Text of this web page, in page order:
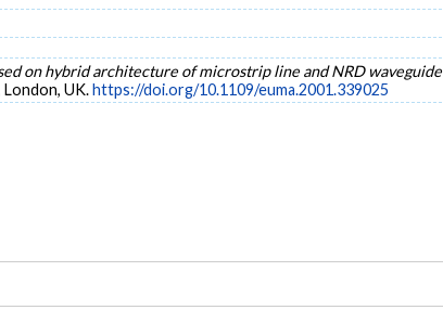
on hybrid architecture of microstrip line and NRD waveguide
UK.https://doi.org/10.1109/euma.2001.339025